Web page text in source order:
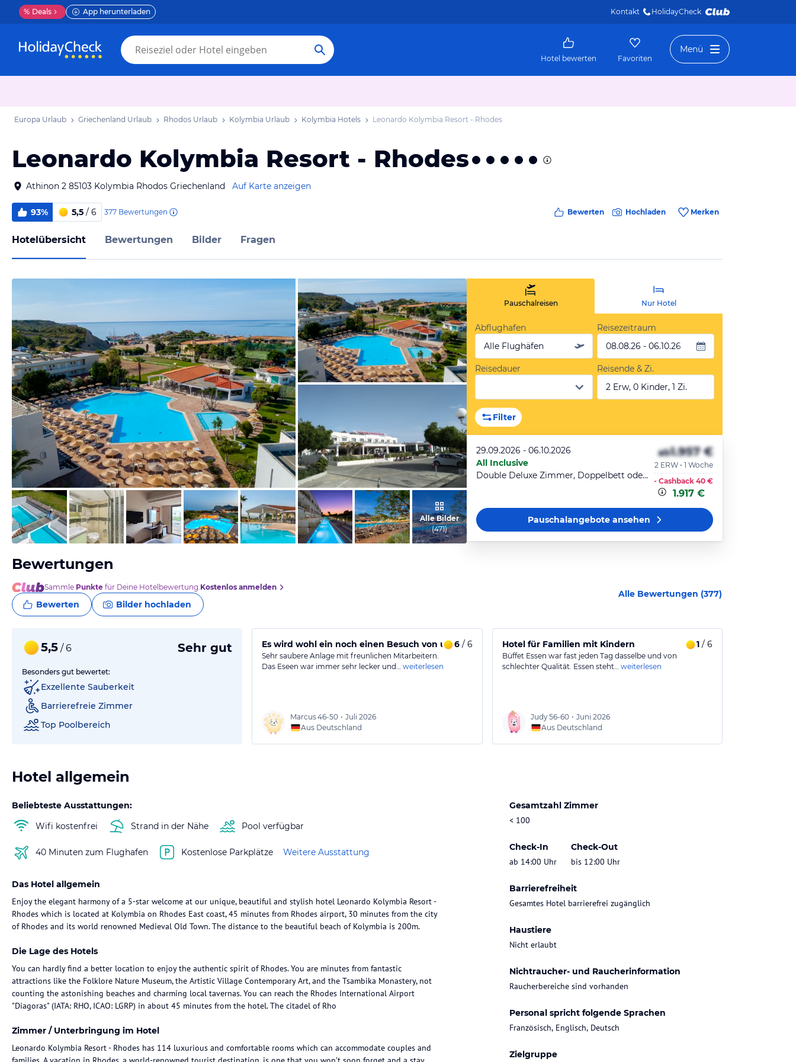
% Deals App herunterladen Kontakt HolidayCheck
Hotel bewerten Favoriten
Menü
Europa Urlaub Griechenland Urlaub Rhodos Urlaub Kolymbia Urlaub Kolymbia Hotels Leonardo Kolymbia Resort - Rhodes
Leonardo Kolymbia Resort - Rhodes
Athinon 2 85103 Kolymbia Rhodos Griechenland Auf Karte anzeigen
93% 5,5 / 6 377 Bewertungen Bewerten Hochladen Merken
Hotelübersicht Bewertungen Bilder Fragen
vom Hotelier, Mai 2019 von Rina, Mai 2022
Alle Bilder
(471)
Pauschalreisen Nur Hotel
Abflughafen
Alle Flughäfen
Reisezeitraum
08.08.26 - 06.10.26
Reisedauer
Reisende & Zi.
2 Erw, 0 Kinder, 1 Zi.
Filter
29.09.2026 - 06.10.2026
All Inclusive
Double Deluxe Zimmer, Doppelbett oder zwei Einzelbetten, Blick auf den Garten
ab1.957 €
2 ERW • 1 Woche
- Cashback 40 €
1.917 €
Pauschalangeboteansehen
Bewertungen
Sammle Punkte für Deine Hotelbewertung.Kostenlos anmelden
Bewerten Bilder hochladen
Alle Bewertungen (377)
5,5 / 6 Sehr gut
Besonders gut bewertet:
Exzellente Sauberkeit
Barrierefreie Zimmer
Top Poolbereich
Es wird wohl ein noch einen Besuch von uns geben
6/ 6
Sehr saubere Anlage mit freunlichen Mitarbeitern.
Das Eseen war immer sehr lecker und… weiterlesen
Marcus46-50 • Juli 2026
Aus Deutschland
Hotel für Familien mit Kindern 1/ 6
Büffet Essen war fast jeden Tag dasselbe und von
schlechter Qualität. Essen steht… weiterlesen
Judy56-60 • Juni 2026
Aus Deutschland
Hotel allgemein
Beliebteste Ausstattungen:
Wifi kostenfrei
Strand in der Nähe Pool verfügbar
40 Minuten zum Flughafen Kostenlose Parkplätze Weitere Ausstattung
Gesamtzahl Zimmer
< 100
Check-In
ab 14:00 Uhr
Check-Out
bis 12:00 Uhr
Barrierefreiheit
Gesamtes Hotel barrierefrei zugänglich
Haustiere
Nicht erlaubt
Nichtraucher- und Raucherinformation
Raucherbereiche sind vorhanden
Personal spricht folgende Sprachen
Französisch, Englisch, Deutsch
Zielgruppe
Das Hotel allgemein
Enjoy the elegant harmony of a 5-star welcome at our unique, beautiful and stylish hotel Leonardo Kolymbia Resort -
Rhodes which is located at Kolymbia on Rhodes East coast, 45 minutes from Rhodes airport, 30 minutes from the city
of Rhodes and its world renowned Medieval Old Town. The distance to the beautiful beach of Kolymbia is 200m.
Die Lage des Hotels
You can hardly find a better location to enjoy the authentic spirit of Rhodes. You are minutes from fantastic
attractions like the Folklore Nature Museum, the Artistic Village Contemporary Art, and the Tsambika Monastery, not
counting the astonishing beaches and charming local tavernas. You can reach the Rhodes International Airport
"Diagoras" (IATA: RHO, ICAO: LGRP) in about 45 minutes from the hotel. The citadel of Rho
Zimmer / Unterbringung im Hotel
Leonardo Kolymbia Resort - Rhodes has 114 luxurious and comfortable rooms which can accommodate couples and